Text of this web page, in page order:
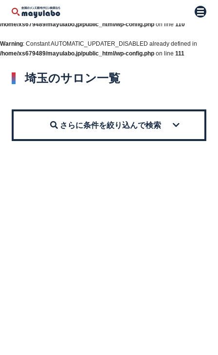
Warning: Constant WP_AUTO_UPDATE_CORE already defined in
/home/xs679489/mayulabo.jp/public_html/wp-config.php on line 110
Warning: Constant AUTOMATIC_UPDATER_DISABLED already defined in
/home/xs679489/mayulabo.jp/public_html/wp-config.php on line 111
メニ
埼玉のサロン一覧
さらに条件を絞り込んで検索